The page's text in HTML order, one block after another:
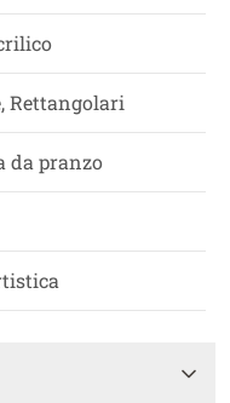
Rettangolari
da pranzo